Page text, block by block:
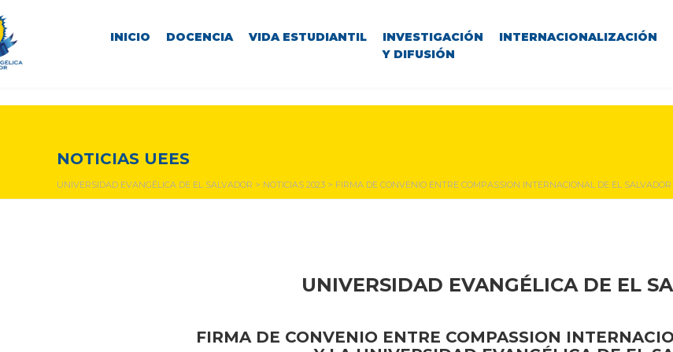
INICIO DOCENCIA VIDA ESTUDIANTIL
INVESTIGACIÓN
Y DIFUSIÓN
INTERNACIONALIZACIÓN
NOTICIAS UEES
UNIVERSIDAD EVANGÉLICA DE EL SALVADOR > NOTICIAS 2023 > FIRMA DE CONVENIO ENTRE COMPASSION INTERNACIONAL DE EL
UNIVERSIDAD EVANGÉLICA DE EL
FIRMA DE CONVENIO ENTRE COMPASSION